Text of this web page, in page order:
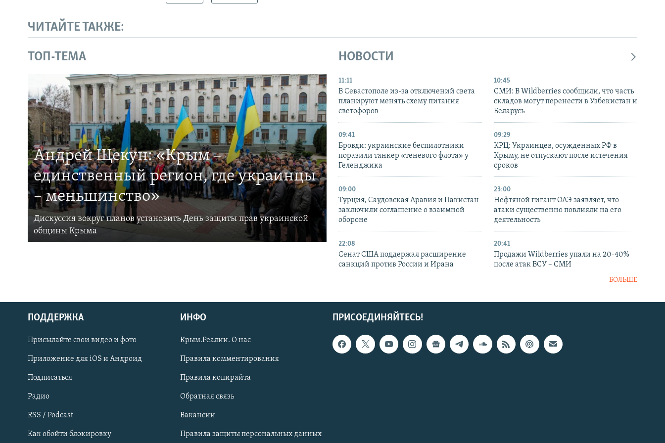
Українською
Qırımtatar
ПРИСОЕДИНЯЙТЕСЬ!
ЧИТАЙТЕ ТАКЖЕ:
ТОП-ТЕМА
Андрей Щекун: «Крым –
единственный регион, где украинцы
– меньшинство»
Дискуссия вокруг планов установить День защиты прав украинской
общины Крыма
НОВОСТИ
11:11
В Севастополе из-за отключений света
планируют менять схему питания
светофоров
10:45
СМИ: В Wildberries сообщили, что часть
складов могут перенести в Узбекистан и
Беларусь
09:41
Бровди: украинские беспилотники
поразили танкер «теневого флота» у
Геленджика
09:29
КРЦ: Украинцев, осужденных РФ в
Крыму, не отпускают после истечения
сроков
09:00
Турция, Саудовская Аравия и Пакистан
заключили соглашение о взаимной
обороне
23:00
Нефтяной гигант ОАЭ заявляет, что
атаки существенно повлияли на его
деятельность
22:08
Сенат США поддержал расширение
санкций против России и Ирана
20:41
Продажи Wildberries упали на 20-40%
после атак ВСУ – СМИ
БОЛЬШЕ
ПРИСОЕДИНЯЙТЕСЬ!
ПОДДЕРЖКА
Присылайте свои видео и фото
Приложение для iOS и Андроид
Подписаться
Радио
RSS / Podcast
Как обойти блокировку
ИНФО
Крым.Реалии. О нас
Правила комментирования
Правила копирайта
Обратная связь
Вакансии
Правила защиты персональных данных